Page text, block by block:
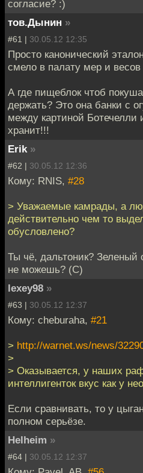
согласие? :)
тов.Дынин »
#61 | 30.05.12 12:35
Просто канонический
смело в палату мер и
А где пищеблок чтоб
держать? Это она банки с
между картиной
хранит!!!
Erik »
#62 | 30.05.12 12:36
Кому: RNIS, #28
> Уважаемые камрады, а
действительно чем то
обусловлено?
Ты чё, дальтоник? Зеленый
не можешь? (С)
lexey98 »
#63 | 30.05.12 12:37
Кому: cheburaha, #21
> http://warnet.ws/news/
>
> Оказывается, у наших
интеллигенток вкус как у
Если сравнивать, то у
полном серьёзе.
Helheim »
#64 | 30.05.12 12:37